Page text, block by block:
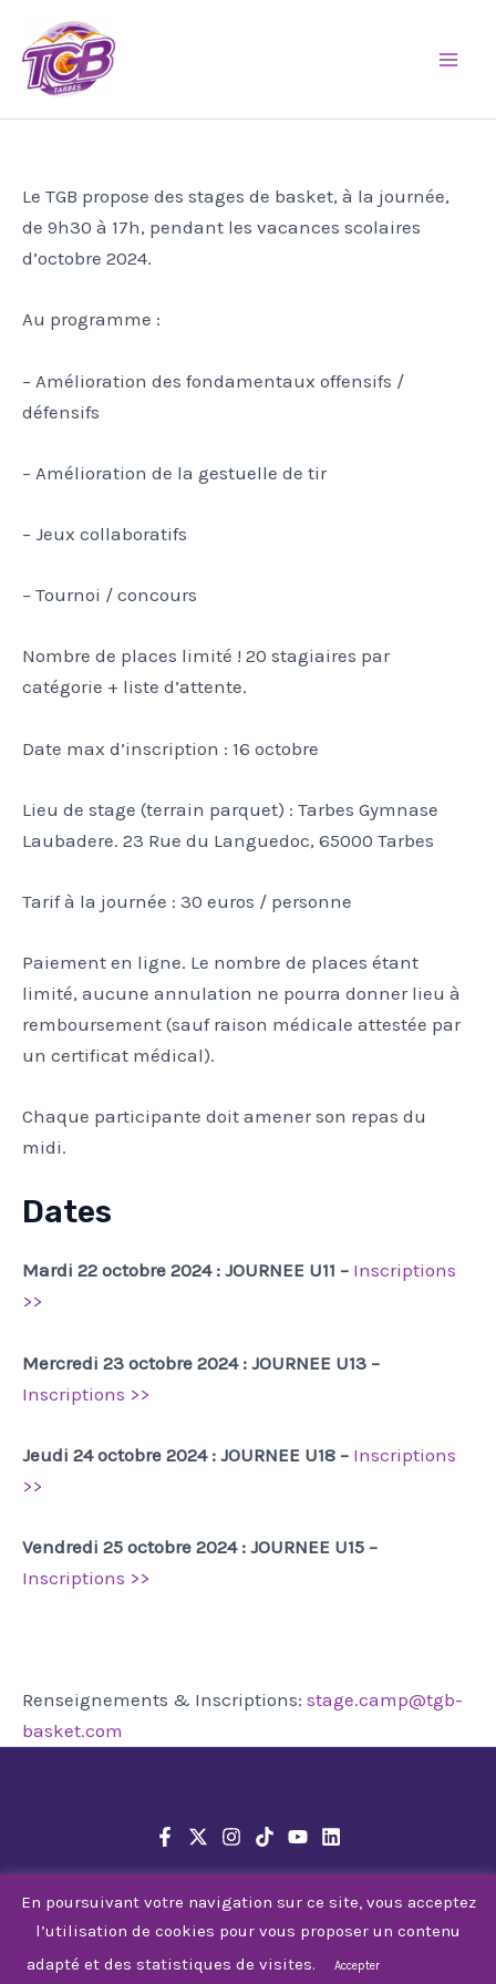
contenu
Le TGB propose des stages de basket, à la journée,
de 9h30 à 17h, pendant les vacances scolaires
d’octobre 2024.
Au programme :
– Amélioration des fondamentaux offensifs /
défensifs
– Amélioration de la gestuelle de tir
– Jeux collaboratifs
– Tournoi / concours
Nombre de places limité ! 20 stagiaires par
catégorie + liste d’attente.
Date max d’inscription : 16 octobre
Lieu de stage (terrain parquet) : Tarbes Gymnase
Laubadere. 23 Rue du Languedoc, 65000 Tarbes
Tarif à la journée : 30 euros / personne
Paiement en ligne. Le nombre de places étant
limité, aucune annulation ne pourra donner lieu à
remboursement (sauf raison médicale attestée par
un certificat médical).
Chaque participante doit amener son repas du
midi.
Dates
Mardi 22 octobre 2024 : JOURNEE U11 – Inscriptions
>>
Mercredi 23 octobre 2024 : JOURNEE U13 –
Inscriptions >>
Jeudi 24 octobre 2024 : JOURNEE U18 – Inscriptions
>>
Vendredi 25 octobre 2024 : JOURNEE U15 –
Inscriptions >>
Renseignements & Inscriptions: stage.camp@tgb-
basket.com
© 2026 Tarbes Gespe Bigorre
En poursuivant votre navigation sur ce site, vous acceptez
l’utilisation de cookies pour vous proposer un contenu
adapté et des statistiques de visites.
Accepter